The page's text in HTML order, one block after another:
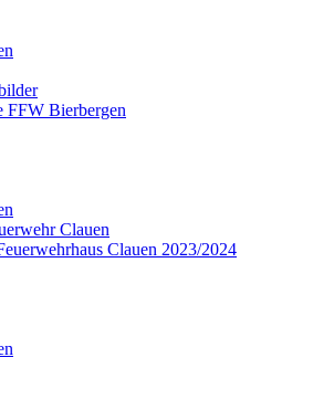
FFW Bierbergen
Clauen
Clauen 2023/2024